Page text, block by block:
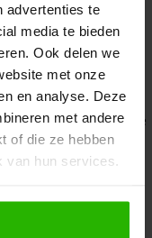
advertenties te
media te bieden
Ook delen we
met onze
en analyse. Deze
met andere
of die ze hebben
hun services.
Voordeeluitjes.nl
en
has occurred while
console for more